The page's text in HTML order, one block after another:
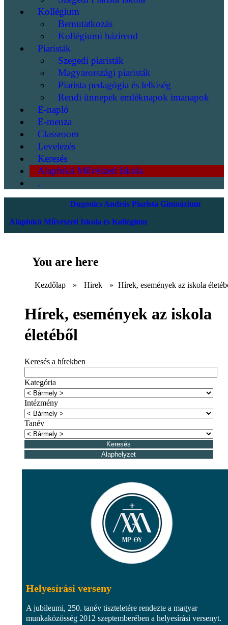
Kollégium
Bemutatkozás
Kollégiumi házirend
Piaristák
Szegedi piaristák
Magyarországi piaristák
Piarista pedagógia és lelkiség
Rendi ünnepek emléknapok imanapok
E-napló
E-menza
Classroom
Levelezés
Keresés
Alapfokú Művészeti Iskola
.
Dugonics András Piarista Gimnázium
Alapfokú Művészeti Iskola és Kollégium
You are here
Kezdőlap » Hirek » Hírek, események az iskola
Hírek, események az iskola
életéből
Keresés a hírekben
Kategória
Intézmény
Tanév
Helyesírási verseny
A jubileumi, 250. tanév tiszteletére rendezte a magyar
munkaközösség 2012 szeptemberében a helyesírási versenyt.